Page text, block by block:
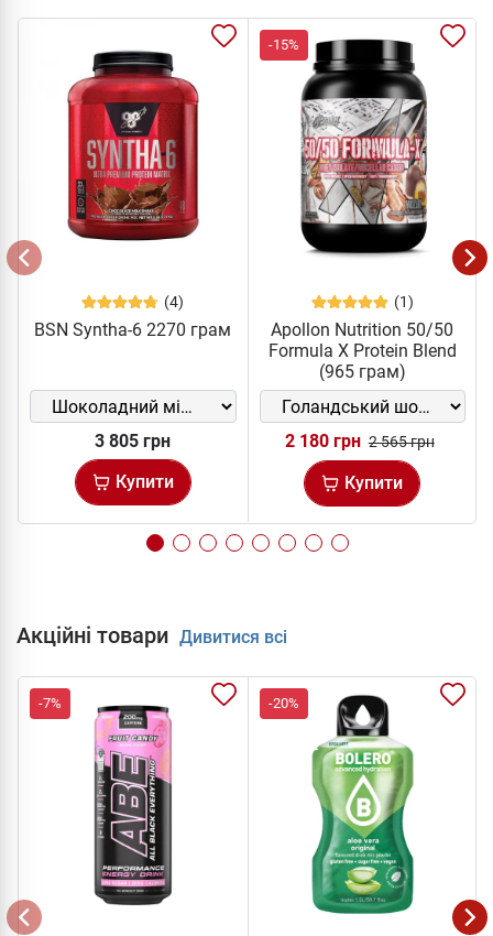
(4)
BSN Syntha-6 2270 грам
3 805 грн
Купити
-15%
(1)
Apollon Nutrition 50/50
Formula X Protein Blend
(965 грам)
2 180 грн 2 565 грн
Купити
Акційні товари Дивитися всі
-7% -20%